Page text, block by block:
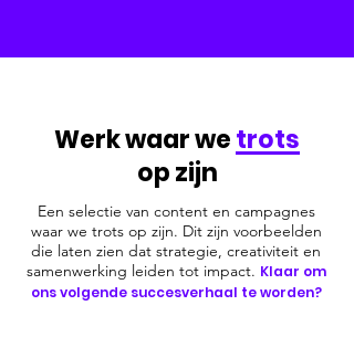
Werk waar wetrots
op zijn
Een selectie van content en campagnes
waar we trots op zijn. Dit zijn voorbeelden
die laten zien dat strategie, creativiteit en
samenwerking leiden tot impact. Klaar om
ons volgende succesverhaal te worden?